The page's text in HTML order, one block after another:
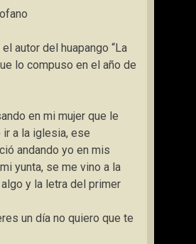
autor del huapango “La
lo compuso en el año de
en mi mujer que le
ir a la iglesia, ese
andando yo en mis
yunta, se me vino a la
y la letra del primer
un día no quiero que te